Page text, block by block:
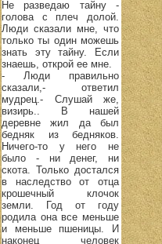
Не разведаю тайну -
голова с плеч долой.
Люди сказали мне, что
только ты один можешь
знать эту тайну. Если
знаешь, открой ее мне.
- Люди правильно
сказали,- ответил
мудрец.- Слушай же,
визирь.. В нашей
деревне жил да был
бедняк из бедняков.
Ничего-то у него не
было - ни денег, ни
скота. Только достался
в наследство от отца
крошечный клочок
земли. Год от году
родила она все меньше
и меньше пшеницы. И
наконец человек